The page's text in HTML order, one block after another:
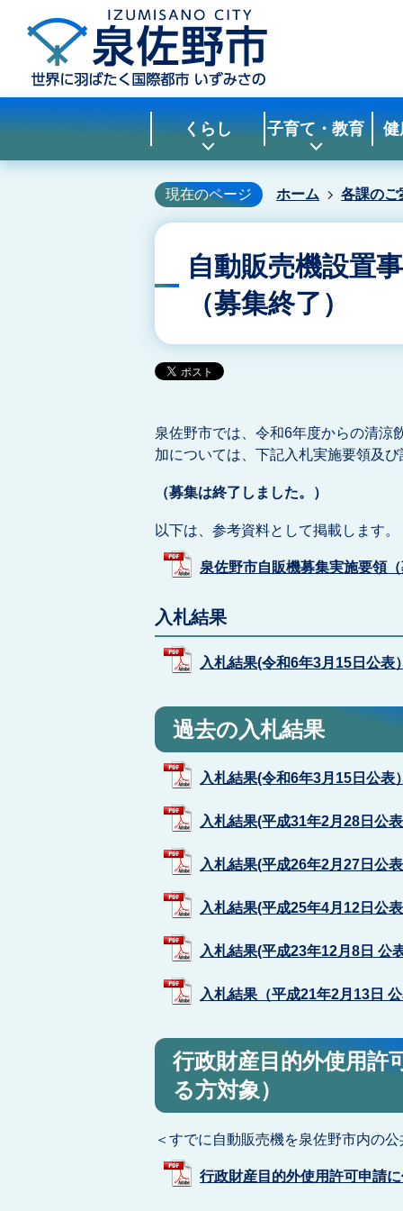
くらし 子育て・教育 健
現在のページ ホーム 各課のご
自動販売機設置
（募集終了）
泉佐野市では、令和6年度からの清涼
加については、下記入札実施要領及
（募集は終了しました。）
以下は、参考資料として掲載します。
泉佐野市自販機募集実施要領
入札結果
入札結果(令和6年3月15日公
過去の入札結果
入札結果(令和6年3月15日公
入札結果(平成31年2月28日公
入札結果(平成26年2月27日公
入札結果(平成25年4月12日公
入札結果(平成23年12月8日 公
入札結果（平成21年2月13日
行政財産目的外使用許
る方対象）
＜すでに自動販売機を泉佐野市内の
行政財産目的外使用許可申請